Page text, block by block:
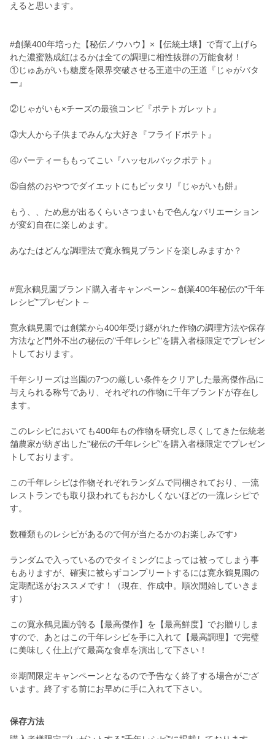
えると思います。
#創業400年培った【秘伝ノウハウ】×【伝統土壌】で育て上げら
れた濃蜜熟成紅はるかは全ての調理に相性抜群の万能食材！
①じゅあがいも糖度を限界突破させる王道中の王道『じゃがバタ
ー』
②じゃがいも×チーズの最強コンビ『ポテトガレット』
③大人から子供までみんな大好き『フライドポテト』
④パーティーももってこい『ハッセルバックポテト』
⑤自然のおやつでダイエットにもピッタリ『じゃがいも餅』
もう、、ため息が出るくらいさつまいもで色んなバリエーション
が変幻自在に楽しめます。
あなたはどんな調理法で寛永鶴見ブランドを楽しみますか？
#寛永鶴見園ブランド購入者キャンペーン～創業400年秘伝の"千年
レシピ"プレゼント～
寛永鶴見園では創業から400年受け継がれた作物の調理方法や保存
方法など門外不出の秘伝の"千年レシピ"を購入者様限定でプレゼン
トしております。
千年シリーズは当園の7つの厳しい条件をクリアした最高傑作品に
与えられる称号であり、それぞれの作物に千年ブランドが存在し
ます。
このレシピにおいても400年もの作物を研究し尽くしてきた伝統老
舗農家が紡ぎ出した"秘伝の千年レシピ"を購入者様限定でプレゼン
トしております。
この千年レシピは作物それぞれランダムで同梱されており、一流
レストランでも取り扱われてもおかしくないほどの一流レシピで
す。
数種類ものレシピがあるので何が当たるかのお楽しみです♪
ランダムで入っているのでタイミングによっては被ってしまう事
もありますが、確実に被らずコンプリートするには寛永鶴見園の
定期配送がおススメです！（現在、作成中。順次開始していきま
す）
この寛永鶴見園が誇る【最高傑作】を【最高鮮度】でお贈りしま
すので、あとはこの千年レシピを手に入れて【最高調理】で完璧
に美味しく仕上げて最高な食卓を演出して下さい！
※期間限定キャンペーンとなるので予告なく終了する場合がござ
保存方法